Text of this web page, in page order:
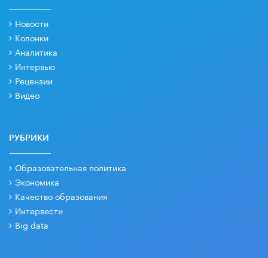
Новости
Колонки
Аналитика
Интервью
Рецензии
Видео
РУБРИКИ
Образовательная политика
Экономика
Качество образования
Интервести
Big data